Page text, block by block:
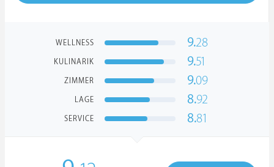
WELLNESS 9.28
KULINARIK 9.51
ZIMMER 9.09
LAGE 8.92
SERVICE 8.81